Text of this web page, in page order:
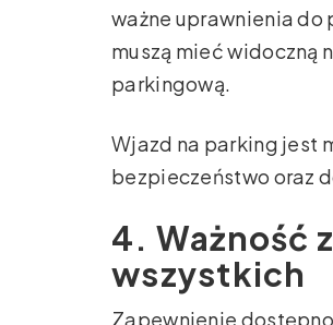
ważne uprawnienia do
muszą mieć
parkingową.
Wjazd na parking jest
bezpieczeństwo oraz
4. Ważność
wszystkich
Zapewnienie